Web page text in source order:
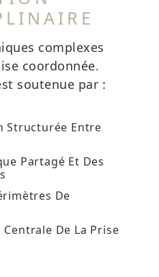
complexes
coordonnée.
soutenue par :
Structurée Entre
Partagé Et Des
De
De La Prise